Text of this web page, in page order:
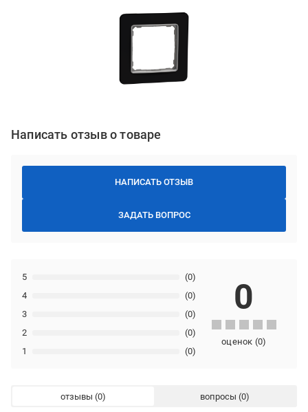
Написать отзыв о товаре
НАПИСАТЬ ОТЗЫВ
ЗАДАТЬ ВОПРОС
1 (0)
2 (0)
3 (0)
4 (0)
5 (0)
0
оценок (0)
отзывы вопросы